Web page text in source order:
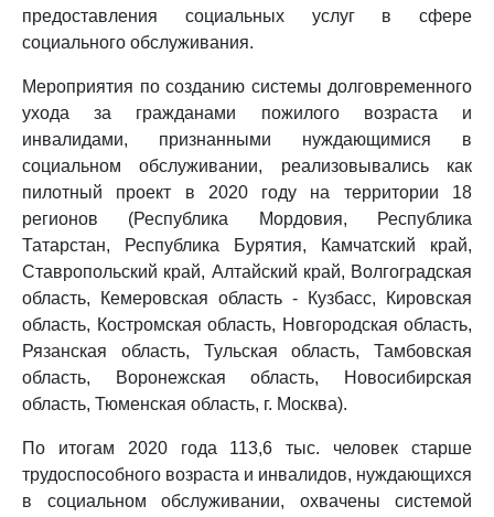
предоставления социальных услуг в сфере
социального обслуживания.
Мероприятия по созданию системы долговременного
ухода за гражданами пожилого возраста и
инвалидами, признанными нуждающимися в
социальном обслуживании, реализовывались как
пилотный проект в 2020 году на территории 18
регионов (Республика Мордовия, Республика
Татарстан, Республика Бурятия, Камчатский край,
Ставропольский край, Алтайский край, Волгоградская
область, Кемеровская область - Кузбасс, Кировская
область, Костромская область, Новгородская область,
Рязанская область, Тульская область, Тамбовская
область, Воронежская область, Новосибирская
область, Тюменская область, г. Москва).
По итогам 2020 года 113,6 тыс. человек старше
трудоспособного возраста и инвалидов, нуждающихся
в социальном обслуживании, охвачены системой